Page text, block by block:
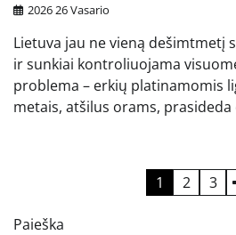
2026 26 Vasario
Lietuva jau ne vieną dešimtmetį
ir sunkiai kontroliuojama
problema – erkių platinamomis
metais, atšilus orams,
puslapiavimas
1 2 3
Paieška